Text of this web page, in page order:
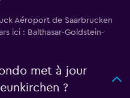
Aéroport de Saarbrucken
ici : Balthasar-Goldstein-
met à jour
?